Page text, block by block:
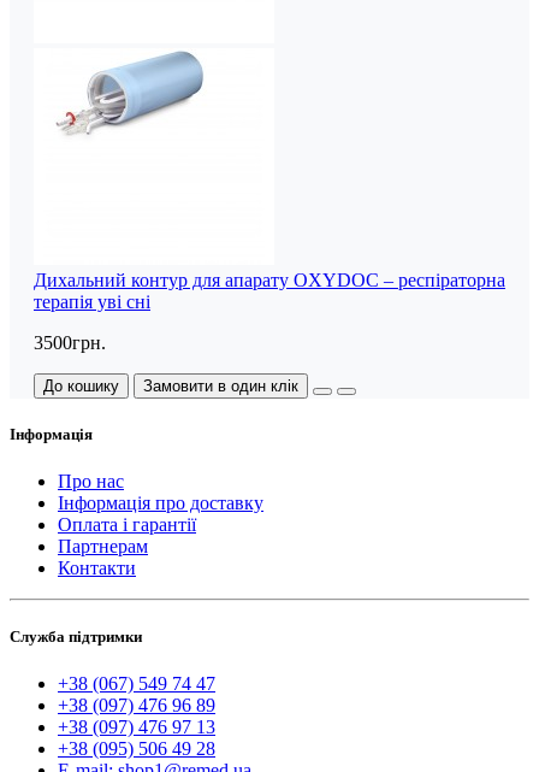
Дихальний контур для апарату OXYDOC – респіраторна
терапія уві сні
3500грн.
До кошику Замовити в один клік
Інформація
Про нас
Інформація про доставку
Оплата і гарантії
Партнерам
Контакти
Служба підтримки
+38 (067) 549 74 47
+38 (097) 476 96 89
+38 (097) 476 97 13
+38 (095) 506 49 28